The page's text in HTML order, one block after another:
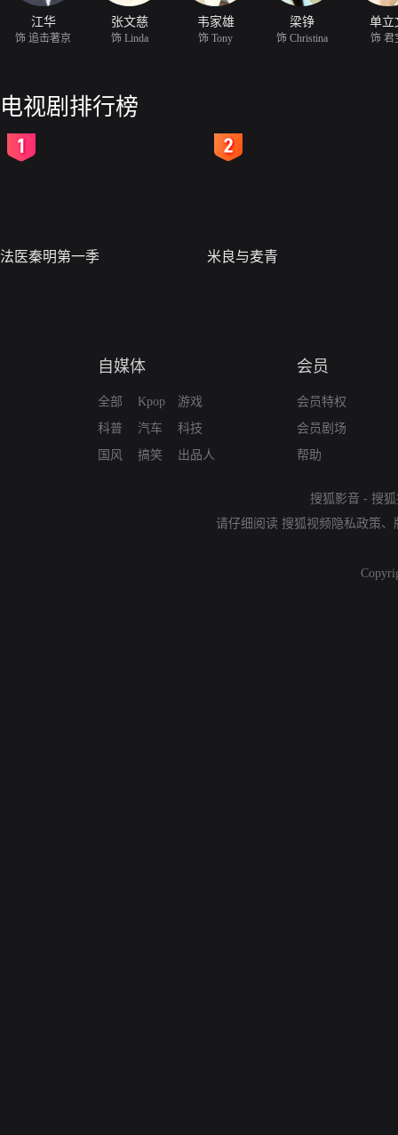
江华
饰 追击著京
张文慈
饰 Linda
韦家雄
饰 Tony
梁铮
饰 Christina
单立
饰 君
电视剧排行榜
法医秦明第一季 米良与麦青
自媒体
全部
科普
国风
Kpop
汽车
搞笑
游戏
科技
出品人
会员
会员特权
会员剧场
帮助
搜狐影音 - 搜
请仔细阅读 搜狐视频隐私政策、